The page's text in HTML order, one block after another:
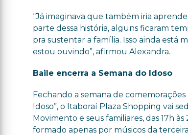
“Já imaginava que também iria
parte dessa história, alguns ficaram
pra sustentar a família. Isso ainda está
estou ouvindo”, afirmou Alexandra.
Baile encerra a Semana do Idoso
Fechando a semana de
Idoso”, o Itaboraí Plaza Shopping vai
Movimento e seus familiares, das 17h
formado apenas por músicos da